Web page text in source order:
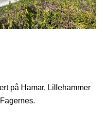
på Hamar, Lillehammer